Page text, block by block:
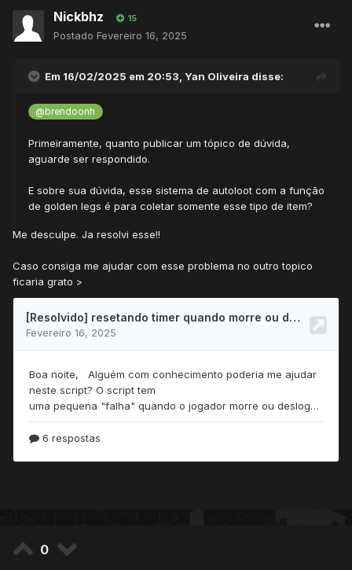
Nickbhz 15
Postado Fevereiro 16, 2025
Em 16/02/2025 em 20:53, Yan Oliveira disse:
@brendoonh
Primeiramente, quanto publicar um tópico de dúvida,
aguarde ser respondido.
E sobre sua dúvida, esse sistema de autoloot com a função
de golden legs é para coletar somente esse tipo de item?
Me desculpe. Ja resolvi esse!!
Caso consiga me ajudar com esse problema no outro topico
ficaria grato >
0